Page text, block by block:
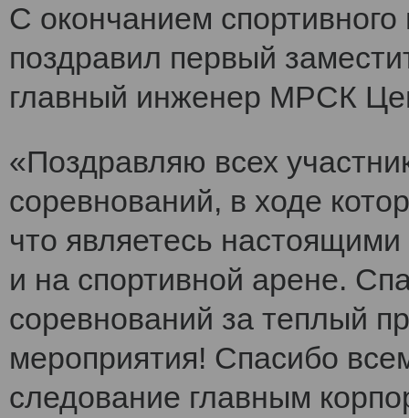
С окончанием
поздравил первый
главный инженер МРСК
«Поздравляю всех
соревнований, в ходе
что являетесь
и на спортивной арене.
соревнований за теплый
мероприятия! Спасибо
следование главным